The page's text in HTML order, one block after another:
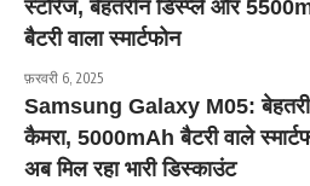
स्टोरेज, बेहतरीन डिस्प्ले और
बैटरी वाला स्मार्टफोन
फ़रवरी 6, 2025
Samsung Galaxy M05:
कैमरा, 5000mAh बैटरी वाले
अब मिल रहा भारी डिस्काउंट